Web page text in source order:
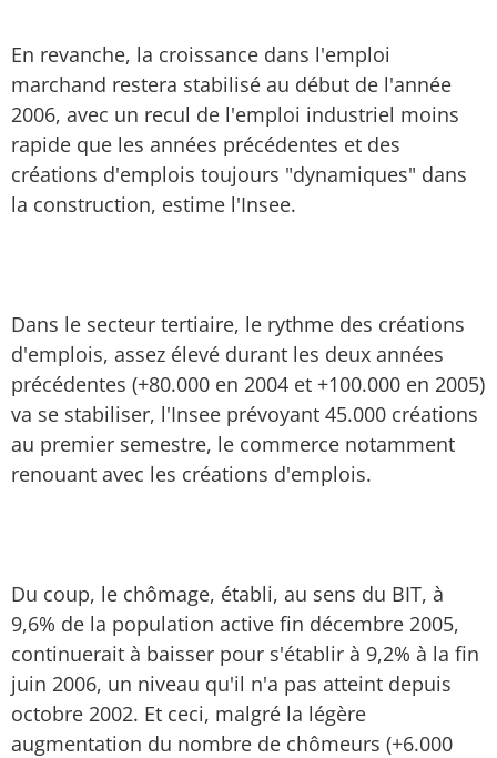
En revanche, la croissance dans l'emploi
marchand restera stabilisé au début de l'année
2006, avec un recul de l'emploi industriel moins
rapide que les années précédentes et des
créations d'emplois toujours "dynamiques" dans
la construction, estime l'Insee.
Dans le secteur tertiaire, le rythme des créations
d'emplois, assez élevé durant les deux années
précédentes (+80.000 en 2004 et +100.000 en 2005)
va se stabiliser, l'Insee prévoyant 45.000 créations
au premier semestre, le commerce notamment
renouant avec les créations d'emplois.
Du coup, le chômage, établi, au sens du BIT, à
9,6% de la population active fin décembre 2005,
continuerait à baisser pour s'établir à 9,2% à la fin
juin 2006, un niveau qu'il n'a pas atteint depuis
octobre 2002. Et ceci, malgré la légère
augmentation du nombre de chômeurs (+6.000